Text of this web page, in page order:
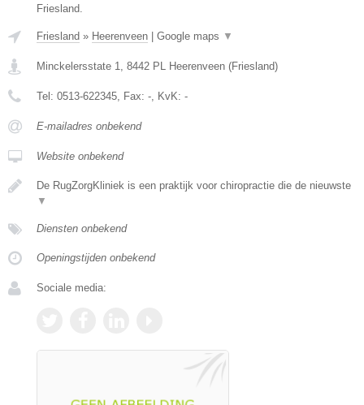
Friesland.
Friesland » Heerenveen Google maps ▼
Minckelersstate 1, 8442 PL Heerenveen (Friesland)
Tel: 0513-622345, Fax: -, KvK: -
E-mailadres onbekend
Website onbekend
De RugZorgKliniek is een praktijk voor chiropractie die de nieuwste
▼
Diensten onbekend
Openingstijden onbekend
Sociale media: